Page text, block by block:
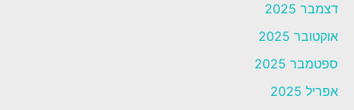
דצמבר 2025
אוקטובר 2025
ספטמבר 2025
אפריל 2025